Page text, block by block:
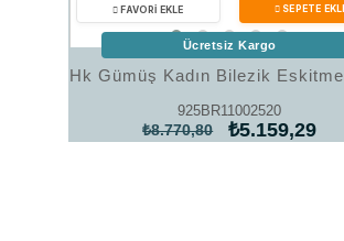
925BR11002520
₺5.159,29
₺8.770,80
Ücretsiz Kargo